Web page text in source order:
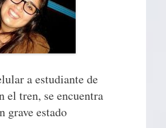
a estudiante de
el tren, se encuentra
grave estado